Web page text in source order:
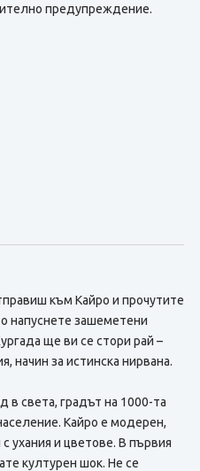
предупреждение.
към Кайро и прочутите
напуснете зашеметени
ще ви се стори рай –
начин за истинска нирвана.
в света, градът на 1000-та
Кайро е модерен,
ухания и цветове. В първия
културен шок. Не се